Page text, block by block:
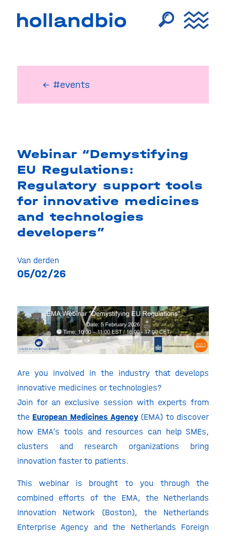
← #events
Webinar “Demystifying
EU Regulations:
Regulatory support tools
for innovative medicines
and technologies
developers”
Van derden
05/02/26
Are you involved in the industry that develops
innovative medicines or technologies?
Join for an exclusive session with experts from
the European Medicines Agency(EMA) to discover
how EMA’s tools and resources can help SMEs,
clusters and research organizations bring
innovation faster to patients.
This webinar is brought to you through the
combined efforts of the EMA, the Netherlands
Innovation Network (Boston), the Netherlands
Enterprise Agency and the Netherlands Foreign